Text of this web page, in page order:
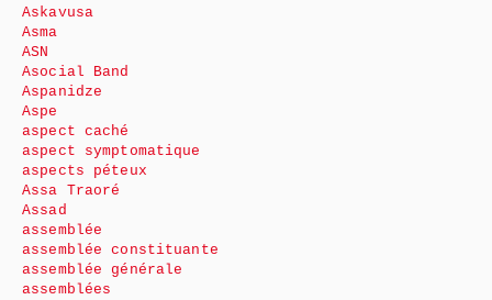
Askavusa
Asma
ASN
Asocial Band
Aspanidze
Aspe
aspect caché
aspect symptomatique
aspects péteux
Assa Traoré
Assad
assemblée
assemblée constituante
assemblée générale
assemblées